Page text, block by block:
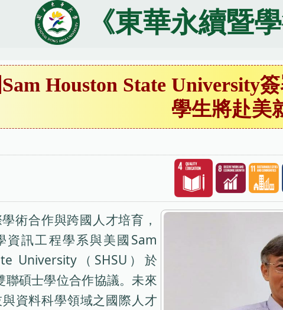
《東華永續暨
Houston State University
學生將赴美
術合作與跨國人才培育，
資訊工程學系與美國Sam
University（SHSU）於
碩士學位合作協議。未來
資料科學領域之國際人才